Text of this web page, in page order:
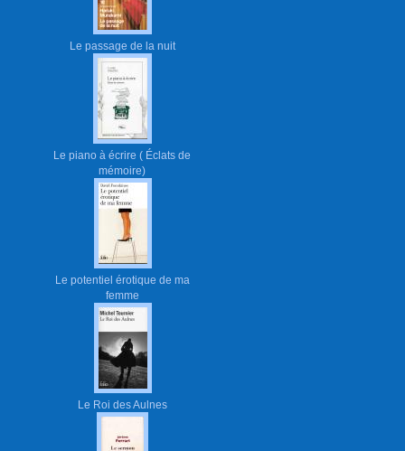
Le passage de la nuit
Le piano à écrire ( Éclats de
mémoire)
Le potentiel érotique de ma
femme
Le Roi des Aulnes